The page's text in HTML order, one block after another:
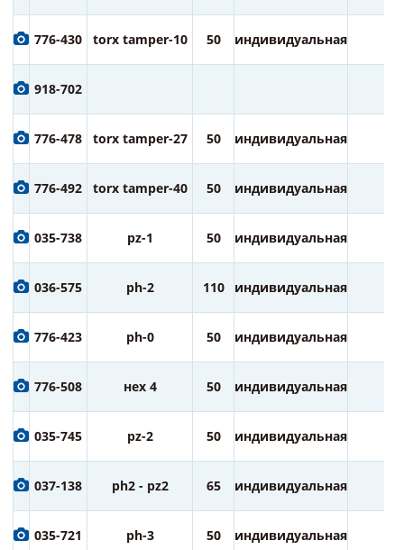
776-430 torx tamper-10 50 индивидуальная
918-702
776-478 torx tamper-27 50 индивидуальная
776-492 torx tamper-40 50 индивидуальная
035-738 pz-1 50 индивидуальная
036-575 ph-2 110 индивидуальная
776-423 ph-0 50 индивидуальная
776-508 нех 4 50 индивидуальная
035-745 pz-2 50 индивидуальная
037-138 ph2 - pz2 65 индивидуальная
035-721 ph-3 50 индивидуальная